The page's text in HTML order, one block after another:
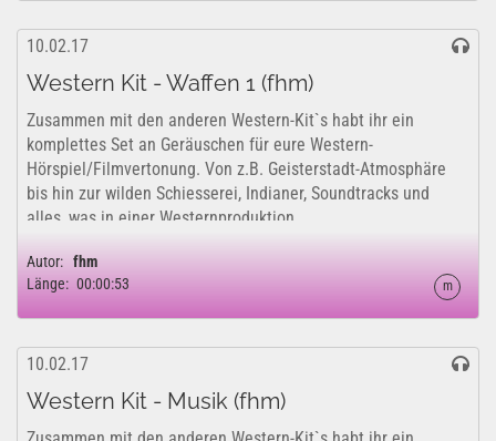
10.02.17
Western Kit - Waffen 1 (fhm)
Zusammen mit den anderen Western-Kit`s habt ihr ein
komplettes Set an Geräuschen für eure Western-
Hörspiel/Filmvertonung. Von z.B. Geisterstadt-Atmosphäre
bis hin zur wilden Schiesserei, Indianer, Soundtracks und
alles, was in einer Westernproduktion...
Autor: fhm
Länge: 00:00:53 m
10.02.17
Western Kit - Musik (fhm)